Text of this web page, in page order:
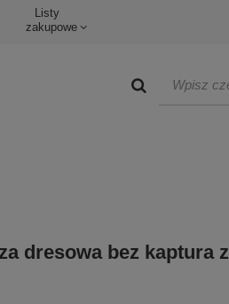
Listy
zakupowe
dresowa bez kaptura z